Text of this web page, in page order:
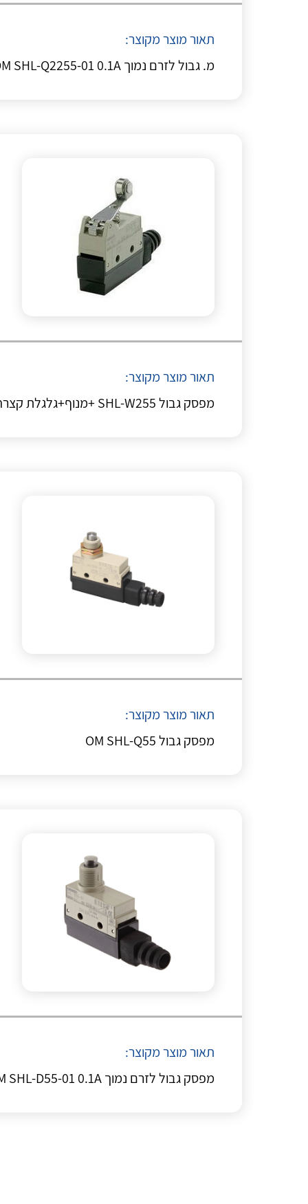
תאור מוצר מקוצר:
מ. גבול לזרם נמוך OM SHL-Q2255-01 0.1A
תאור מוצר מקוצר:
מפסק גבול SHL-W255 +מנוף+גלגלת קצרה OM
תאור מוצר מקוצר:
מפסק גבול OM SHL-Q55
תאור מוצר מקוצר:
מפסק גבול לזרם נמוך OM SHL-D55-01 0.1A